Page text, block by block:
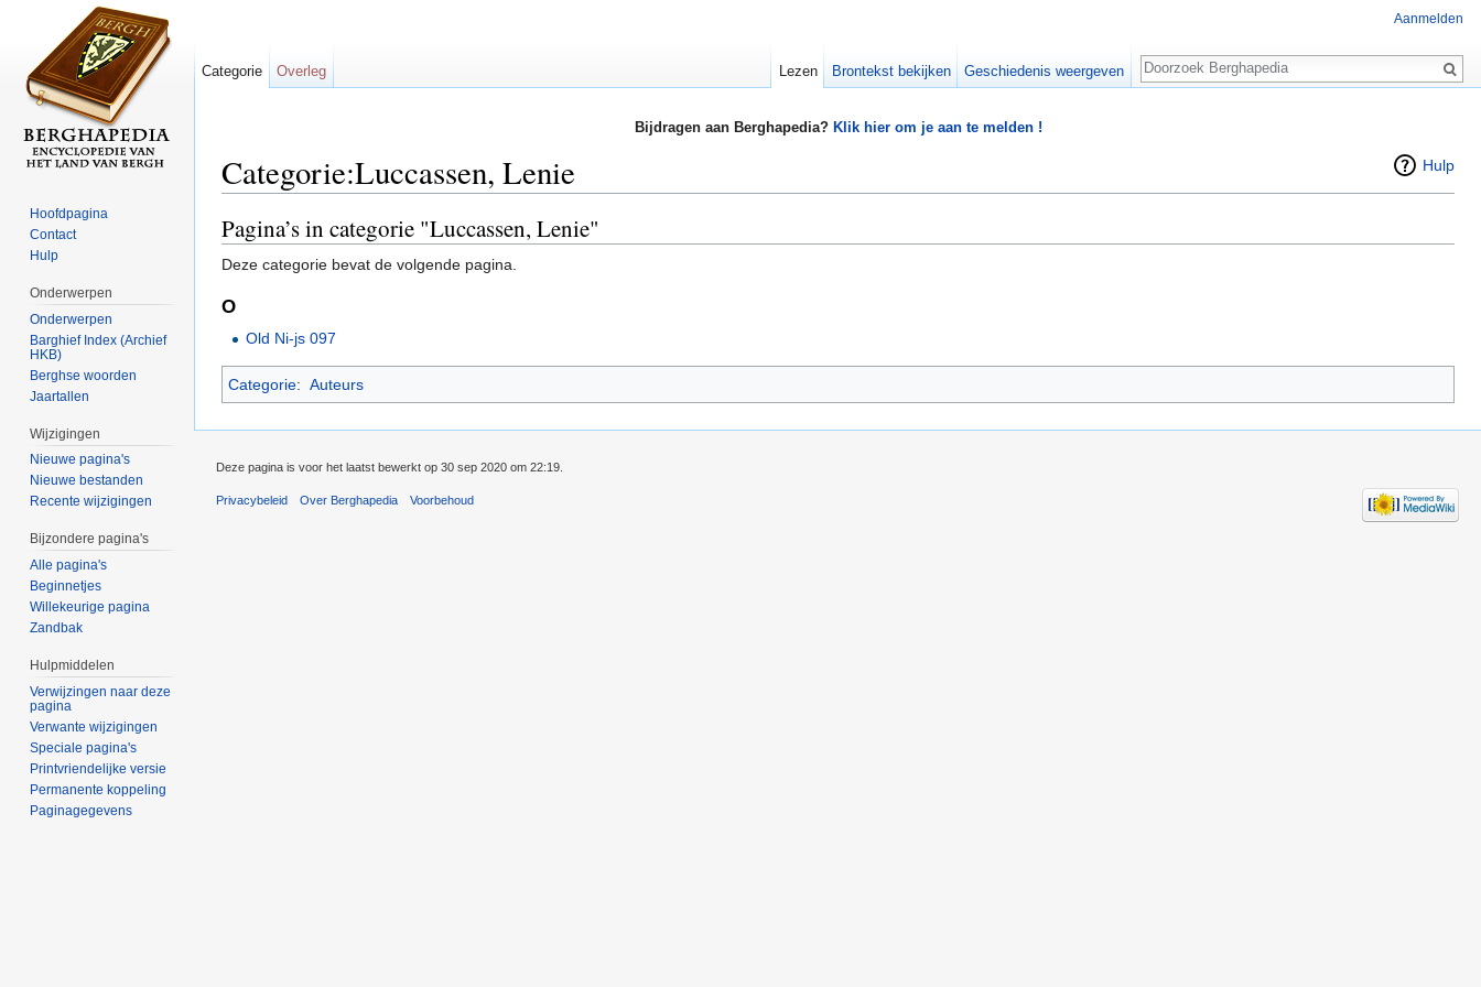
Bijdragen aan Berghapedia? Klik hier om je aan te melden !
Hulp
Categorie:Luccassen, Lenie
Pagina’s in categorie "Luccassen, Lenie"
Deze categorie bevat de volgende pagina.
O
Old Ni-js 097
Categorie: Auteurs
Aanmelden
Categorie Overleg Lezen Brontekst bekijken Geschiedenis weergeven
Zoeken
Hoofdpagina
Contact
Hulp
Onderwerpen
Onderwerpen
Barghief Index (Archief
HKB)
Berghse woorden
Jaartallen
Wijzigingen
Nieuwe pagina's
Nieuwe bestanden
Recente wijzigingen
Bijzondere pagina's
Alle pagina's
Beginnetjes
Willekeurige pagina
Zandbak
Hulpmiddelen
Verwijzingen naar deze
pagina
Verwante wijzigingen
Speciale pagina's
Printvriendelijke versie
Permanente koppeling
Paginagegevens
Deze pagina is voor het laatst bewerkt op 30 sep 2020 om 22:19.
Privacybeleid Over Berghapedia Voorbehoud